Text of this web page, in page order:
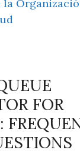
la
FOR